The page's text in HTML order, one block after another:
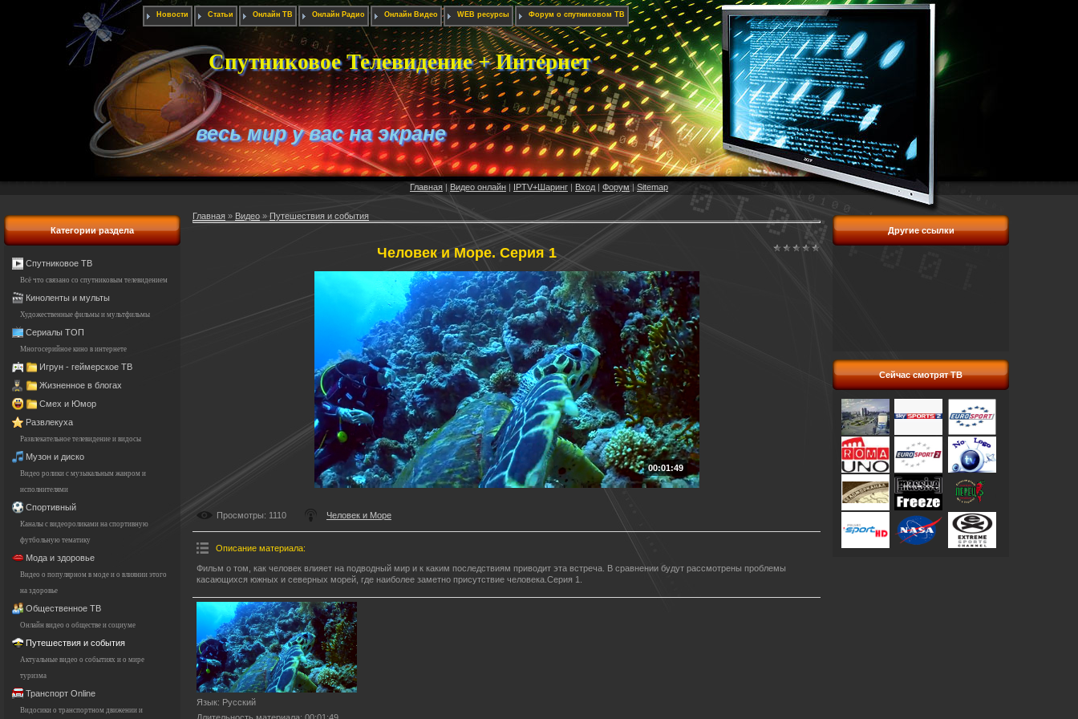
Новости Статьи Онлайн ТВ Онлайн Радио Онлайн Видео WEB ресурсы Форум о спутниковом ТВ
Спутниковое Телевидение + Интернет
весь мир у вас на экране
Главная | Видео онлайн | IPTV+Шаринг | Вход | Форум |Sitemap
Категории раздела
Спутниковое ТВ
Всё что связано со спутниковым телевидением
Киноленты и мульты
Художественные фильмы и мультфильмы
Сериалы ТОП
Многосерийное кино в интернете
Игрун - геймерское ТВ
Жизненное в блогах
Смех и Юмор
Развлекуха
Развлекательное телевидение и видосы
Музон и диско
Видео ролики с музыкальным жанром и
исполнителями
Спортивный
Каналы с видеороликами на спортивную
футбольную тематику
Мода и здоровье
Видео о популярном в моде и о влиянии этого
на здоровье
Общественное ТВ
Онлайн видео о обществе и социуме
Путешествия и события
Актуальные видео о событиях и о мире
туризма
Транспорт Online
Видосики о транспортном движении и
Главная » Видео » Путешествия и события
Человек и Море. Серия 1
00:01:49
Просмотры: 1110 Человек и Море
Описание материала:
Фильм о том, как человек влияет на подводный мир и к каким последствиям приводит эта встреча. В сравнении будут рассмотрены проблемы
касающихся южных и северных морей, где наиболее заметно присутствие человека.Серия 1.
Язык: Русский
Длительность материала: 00:01:49
Другие ссылки
Сейчас смотрят ТВ